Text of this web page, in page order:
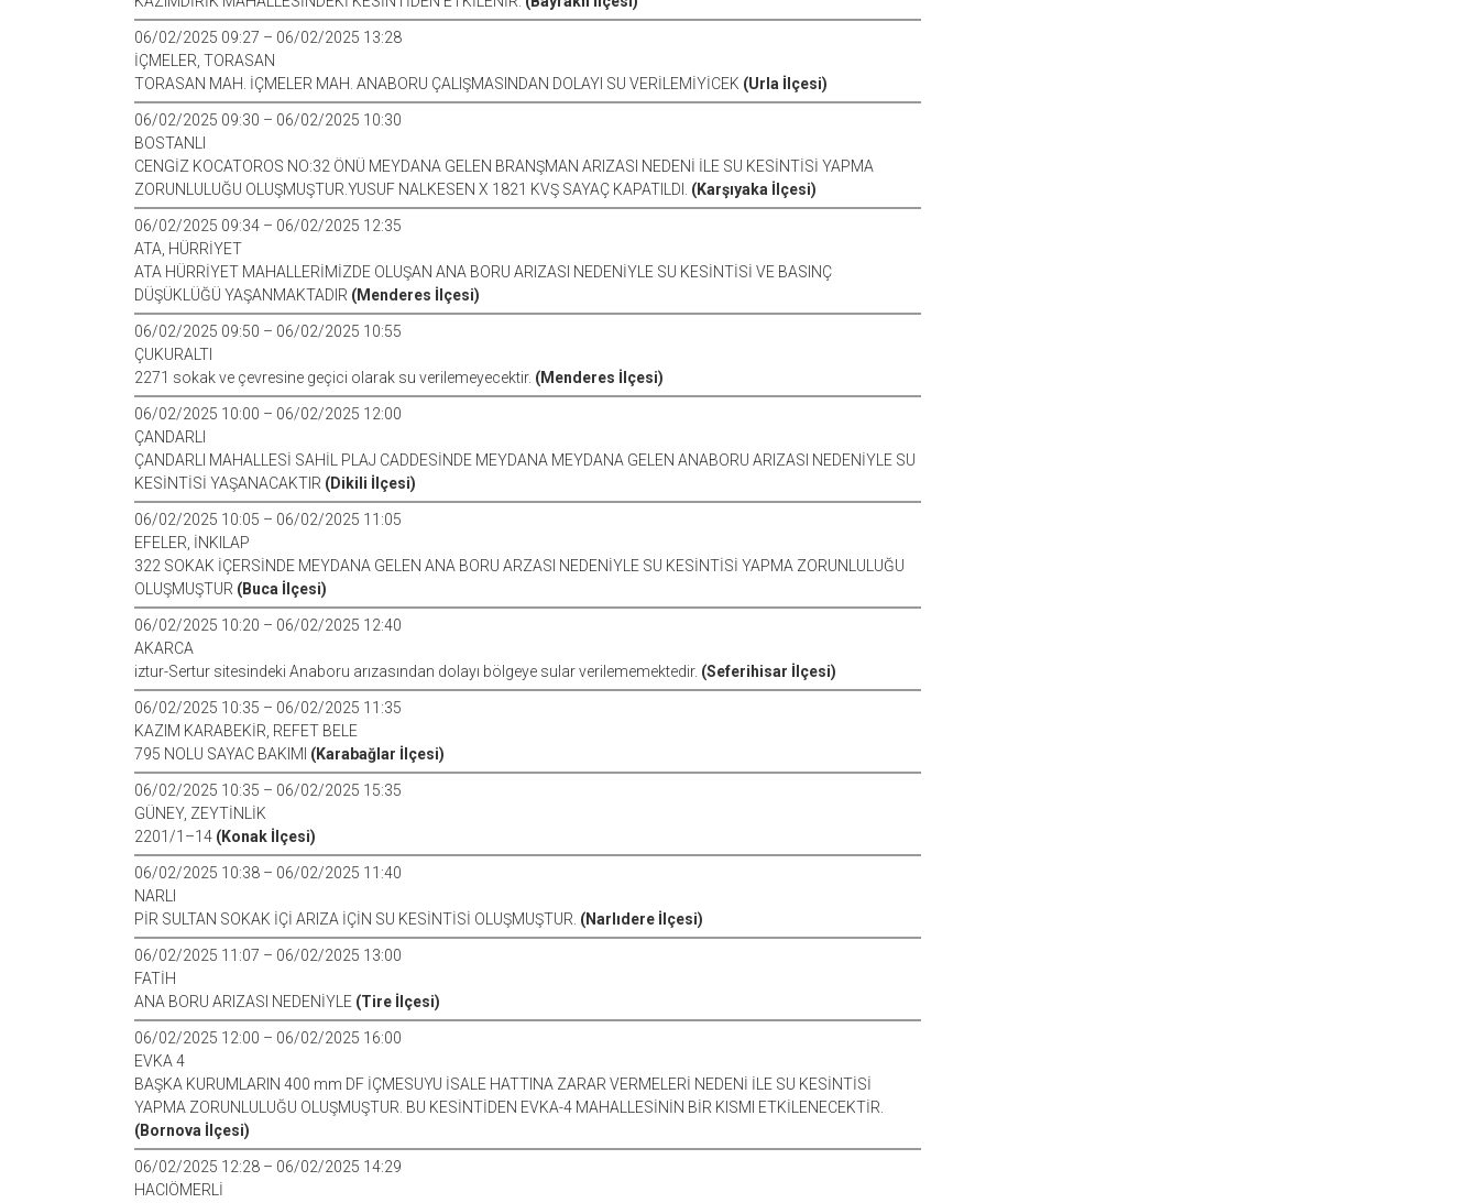
06/02/2025 09:27 – 06/02/2025 13:28
İÇMELER, TORASAN
TORASAN MAH. İÇMELER MAH. ANABORU ÇALIŞMASINDAN DOLAYI SU VERİLEMİYİCEK (Urla İlçesi)
06/02/2025 09:30 – 06/02/2025 10:30
BOSTANLI
CENGİZ KOCATOROS NO:32 ÖNÜ MEYDANA GELEN BRANŞMAN ARIZASI NEDENİ İLE SU KESİNTİSİ YAPMA
ZORUNLULUĞU OLUŞMUŞTUR.YUSUF NALKESEN X 1821 KVŞ SAYAÇ KAPATILDI. (Karşıyaka İlçesi)
06/02/2025 09:34 – 06/02/2025 12:35
ATA, HÜRRİYET
ATA HÜRRİYET MAHALLERİMİZDE OLUŞAN ANA BORU ARIZASI NEDENİYLE SU KESİNTİSİ VE BASINÇ
DÜŞÜKLÜĞÜ YAŞANMAKTADIR (Menderes İlçesi)
06/02/2025 09:50 – 06/02/2025 10:55
ÇUKURALTI
2271 sokak ve çevresine geçici olarak su verilemeyecektir. (Menderes İlçesi)
06/02/2025 10:00 – 06/02/2025 12:00
ÇANDARLI
ÇANDARLI MAHALLESİ SAHİL PLAJ CADDESİNDE MEYDANA MEYDANA GELEN ANABORU ARIZASI NEDENİYLE SU
KESİNTİSİ YAŞANACAKTIR (Dikili İlçesi)
06/02/2025 10:05 – 06/02/2025 11:05
EFELER, İNKILAP
322 SOKAK İÇERSİNDE MEYDANA GELEN ANA BORU ARZASI NEDENİYLE SU KESİNTİSİ YAPMA ZORUNLULUĞU
OLUŞMUŞTUR (Buca İlçesi)
06/02/2025 10:20 – 06/02/2025 12:40
AKARCA
iztur-Sertur sitesindeki Anaboru arızasından dolayı bölgeye sular verilememektedir. (Seferihisar İlçesi)
06/02/2025 10:35 – 06/02/2025 11:35
KAZIM KARABEKİR, REFET BELE
795 NOLU SAYAC BAKIMI (Karabağlar İlçesi)
06/02/2025 10:35 – 06/02/2025 15:35
GÜNEY, ZEYTİNLİK
2201/1–14 (Konak İlçesi)
06/02/2025 10:38 – 06/02/2025 11:40
NARLI
PİR SULTAN SOKAK İÇİ ARIZA İÇİN SU KESİNTİSİ OLUŞMUŞTUR. (Narlıdere İlçesi)
06/02/2025 11:07 – 06/02/2025 13:00
FATİH
ANA BORU ARIZASI NEDENİYLE (Tire İlçesi)
06/02/2025 12:00 – 06/02/2025 16:00
EVKA 4
BAŞKA KURUMLARIN 400 mm DF İÇMESUYU İSALE HATTINA ZARAR VERMELERİ NEDENİ İLE SU KESİNTİSİ
YAPMA ZORUNLULUĞU OLUŞMUŞTUR. BU KESİNTİDEN EVKA-4 MAHALLESİNİN BİR KISMI ETKİLENECEKTİR.
(Bornova İlçesi)
06/02/2025 12:28 – 06/02/2025 14:29
HACIÖMERLİ